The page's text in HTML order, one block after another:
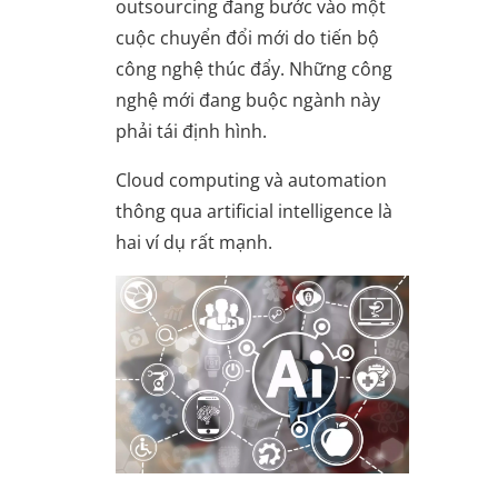
outsourcing đang bước vào một
cuộc chuyển đổi mới do tiến bộ
công nghệ thúc đẩy. Những công
nghệ mới đang buộc ngành này
phải tái định hình.
Cloud computing và automation
thông qua artificial intelligence là
hai ví dụ rất mạnh.